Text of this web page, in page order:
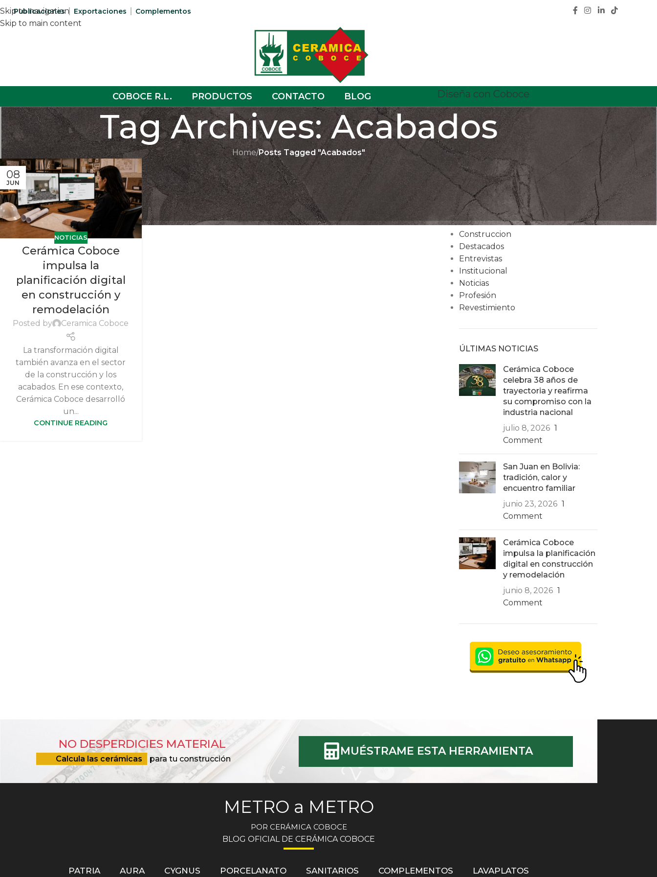
Skip to navigation
Skip to main content
Publicaciones Exportaciones Complementos
COBOCE R.L. PRODUCTOS CONTACTO BLOG Diseña con Coboce
Tag Archives: Acabados
Home/Posts Tagged "Acabados"
08
JUN
NOTICIAS
Cerámica Coboce
impulsa la
planificación digital
en construcción y
remodelación
Posted by Ceramica Coboce
La transformación digital
también avanza en el sector
de la construcción y los
acabados. En ese contexto,
Cerámica Coboce desarrolló
un...
CONTINUE READING
CATEGORÍAS
Calidad
Características
Ceramica
Condiciones
Construccion
Destacados
Entrevistas
Institucional
Noticias
Profesión
Revestimiento
ÚLTIMAS NOTICIAS
Cerámica Coboce
celebra 38 años de
trayectoria y reafirma
su compromiso con la
industria nacional
julio 8, 2026 1
Comment
San Juan en Bolivia:
tradición, calor y
encuentro familiar
junio 23, 2026 1
Comment
Cerámica Coboce
impulsa la planificación
digital en construcción
y remodelación
junio 8, 2026 1
Comment
NO DESPERDICIES MATERIAL
Calcula las cerámicas para tu construcción
MUÉSTRAME ESTA HERRAMIENTA
METRO a METRO
POR CERÁMICA COBOCE
BLOG OFICIAL DE CERÁMICA COBOCE
PATRIA AURA CYGNUS PORCELANATO SANITARIOS COMPLEMENTOS LAVAPLATOS